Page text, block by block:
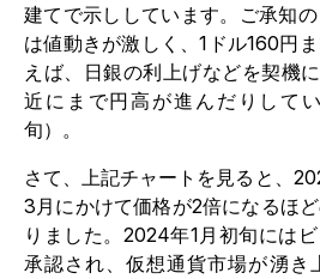
建てで示ししています。ご承知
は値動きが激しく、1ドル160円
えば、日銀の利上げなどを契機
近にまで円高が進んだりして
旬）。
さて、上記チャートを見ると、
3月にかけて価格が2倍になるほ
りました。2024年1月初旬には
承認され、仮想通貨市場が湧き